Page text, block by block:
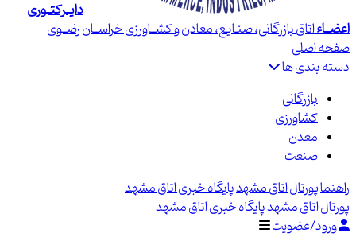
دایــرکتــوری
اعضــاءاتاق بازرگانی، صنـایع، معادن و کشــاورزی خراســان رضــوی
صفحه اصلی
دسته بندی ها
بازرگانی
کشاورزی
معدن
صنعت
راهنماپورتال اتاق مشهدپایگاه خبری اتاق مشهد
پورتال اتاق مشهدپایگاه خبری اتاق مشهد
ورود/عضویت